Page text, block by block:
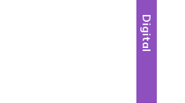
Digital